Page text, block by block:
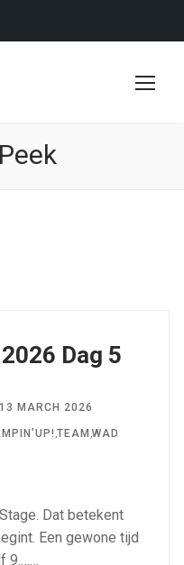
Dag 5
13 MARCH 2026
,TEAM ,WAD
Dat betekent
Een gewone tijd
9.……